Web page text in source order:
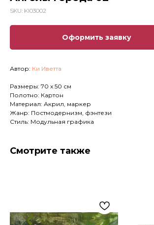
SKU: KI03002
Оформить заявку
Автор: Ки Иветта
Размеры: 70 x 50 см
Полотно: Картон
Материал: Акрил, маркер
Жанр: Постмодернизм, фэнтези
Стиль: Модульная графика
Смотрите также